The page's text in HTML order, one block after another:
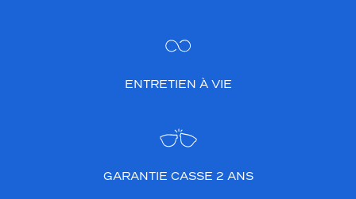
ENTRETIEN À VIE
GARANTIE CASSE 2 ANS